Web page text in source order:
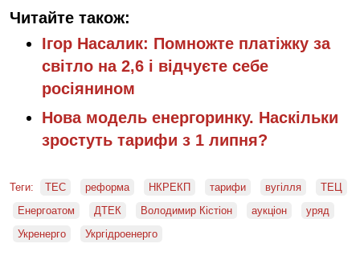
Читайте також:
Ігор Насалик: Помножте платіжку за
світло на 2,6 і відчуєте себе
росіянином
Нова модель енергоринку. Наскільки
зростуть тарифи з 1 липня?
Теги: ТЕС реформа НКРЕКП тарифи вугілля
ТЕЦ
Енергоатом
ДТЕК Володимир Кістіон аукціон
уряд
Укренерго
Укргідроенерго